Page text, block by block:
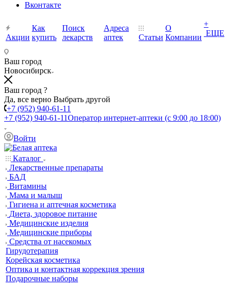
Вконтакте
Акции
Как
купить
Поиск
лекарств
Адреса
аптек
Статьи
О
Компании
+
ЕЩЕ
Ваш город
Новосибирск
Ваш город ?
Да, все верно Выбрать другой
+7 (952) 940-61-11
+7 (952) 940-61-11Оператор интернет-аптеки (с 9:00 до 18:00)
Войти
Каталог
Лекарственные препараты
БАД
Витамины
Мама и малыш
Гигиена и аптечная косметика
Диета, здоровое питание
Медицинские изделия
Медицинские приборы
Средства от насекомых
Гирудотерапия
Корейская косметика
Оптика и контактная коррекция зрения
Подарочные наборы